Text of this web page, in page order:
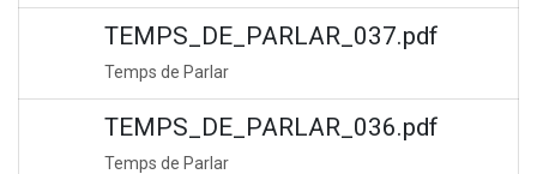
TEMPS_DE_PARLAR_037.pdf
Temps de Parlar
TEMPS_DE_PARLAR_036.pdf
Temps de Parlar